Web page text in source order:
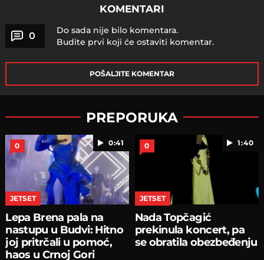
KOMENTARI
0
Do sada nije bilo komentara.
Budite prvi koji će ostaviti komentar.
POŠALJITE KOMENTAR
PREPORUKA
0:41
0
JETSET
Lepa Brena pala na
nastupu u Budvi: Hitno
joj pritrčali u pomoć,
haos u Crnoj Gori
1:40
0
JETSET
Nada Topčagić
prekinula koncert, pa
se obratila obezbeđenju